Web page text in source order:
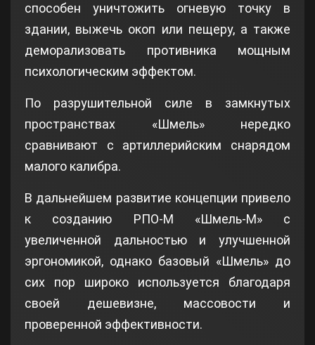
способен уничтожить огневую точку в
здании, выжечь окоп или пещеру, а также
деморализовать противника мощным
психологическим эффектом.
По разрушительной силе в замкнутых
пространствах «Шмель» нередко
сравнивают с артиллерийским снарядом
малого калибра.
В дальнейшем развитие концепции привело
к созданию РПО-М «Шмель-М» с
увеличенной дальностью и улучшенной
эргономикой, однако базовый «Шмель» до
сих пор широко используется благодаря
своей дешевизне, массовости и
проверенной эффективности.